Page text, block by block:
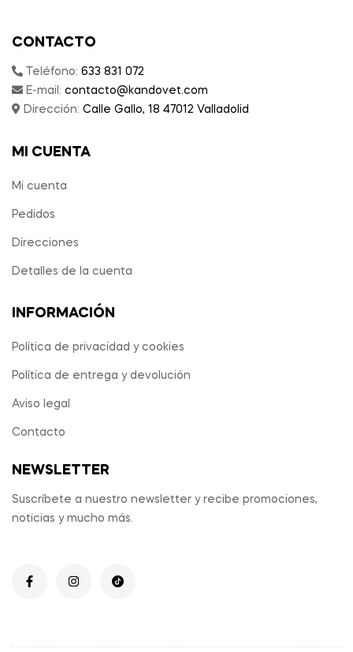
CONTACTO
Teléfono: 633 831 072
E-mail: contacto@kandovet.com
Dirección: Calle Gallo, 18 47012 Valladolid
MI CUENTA
Mi cuenta
Pedidos
Direcciones
Detalles de la cuenta
INFORMACIÓN
Política de privacidad y cookies
Política de entrega y devolución
Aviso legal
Contacto
NEWSLETTER
Suscríbete a nuestro newsletter y recibe promociones,
noticias y mucho más.